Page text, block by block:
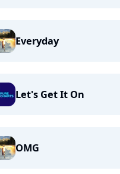
Everyday
Let's Get It On
OMG